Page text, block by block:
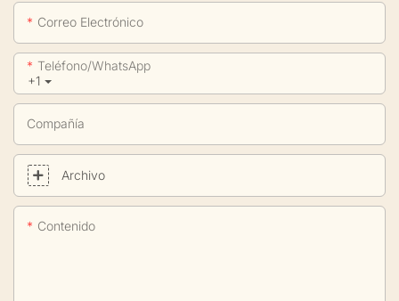
Correo Electrónico
+1
Teléfono/WhatsApp
Compañía
Archivo
Contenido